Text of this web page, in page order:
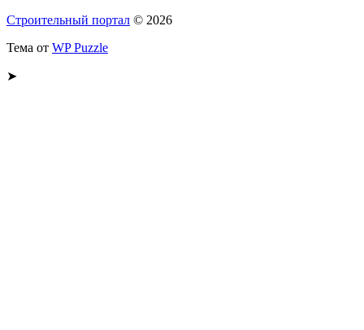
Строительный портал © 2026
Тема от WP Puzzle
➤